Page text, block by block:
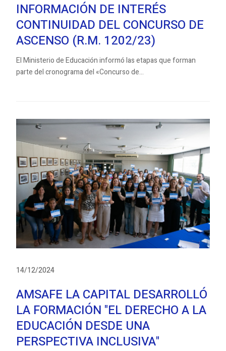
INFORMACIÓN DE INTERÉS
CONTINUIDAD DEL CONCURSO DE
ASCENSO (R.M. 1202/23)
El Ministerio de Educación informó las etapas que forman
parte del cronograma del «Concurso de...
14/12/2024
AMSAFE LA CAPITAL DESARROLLÓ
LA FORMACIÓN "EL DERECHO A LA
EDUCACIÓN DESDE UNA
PERSPECTIVA INCLUSIVA"